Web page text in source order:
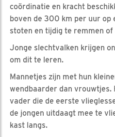
coördinatie en kracht
boven de 300 km per uur op
stoten en tijdig te remmen of
Jonge slechtvalken krijgen
om dit te leren.
Mannetjes zijn met hun
wendbaarder dan vrouwtjes.
vader die de eerste
de jongen uitdaagt mee te
kast langs.